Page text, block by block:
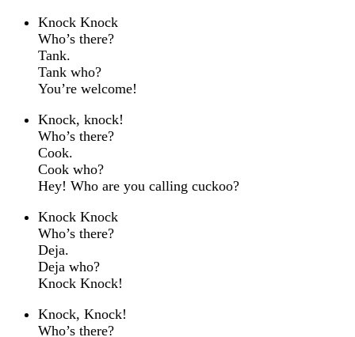
Knock Knock
Who’s there?
Tank.
Tank who?
You’re welcome!
Knock, knock!
Who’s there?
Cook.
Cook who?
Hey! Who are you calling cuckoo?
Knock Knock
Who’s there?
Deja.
Deja who?
Knock Knock!
Knock, Knock!
Who’s there?